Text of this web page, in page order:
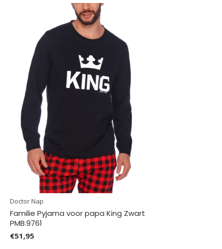
Doctor Nap
Familie Pyjama voor papa King Zwart
PMB.9761
€51,95